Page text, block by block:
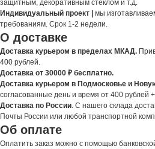
защитным, декоративным стеклом и т.д.
Индивидуальный проект | мы
требованиям. Срок 1-2 недели.
О доставке
Доставка курьером в пределах МКАД.
400 рублей.
Доставка от 30000 ₽ бесплатно.
Доставка курьером в Подмосковье и
согласованные день и время от 400 рублей
Доставка по России. С нашего склада
Почты России или любой транспортной
Об оплате
Оплатить заказ можно с помощью